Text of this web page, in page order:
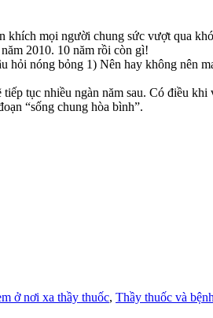
mọi người chung sức vượt qua
2010. 10 năm rồi còn gì!
nóng bỏng 1) Nên hay không nên
tục nhiều ngàn năm sau. Có điều
“sống chung hòa bình”.
ở nơi xa thầy thuốc, Thầy thuốc và